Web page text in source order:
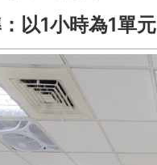
以1小時為1單